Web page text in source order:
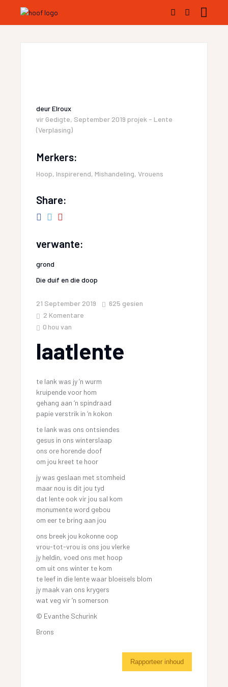
deurElroux
vir Gedigte, September 2019 projek - Lente
(Verplasing)
Merkers:
Hoop, Inspirerend, Mishandeling,Vrouens
Share:
verwante:
grond
Die duif en die doop
21 September 2019 625 gesien
2 Komentare
0 hou van
laatlente
te lank was jy ‘n wurm
kruipende voor hom
gehang aan ‘n spindraad
papie verstrik in ‘n kokon
te lank was ons ontsiendes
gesus in ons winterslaap
ons ore horende doof
om jou kreet te hoor
jy was geslaan met stomheid
maar nou is dit jou tyd
dat lente ook vir jou sal kom
monumente word gebou
om eer te bring aan jou
ons breek jou kokonne oop
vrou-tot-vrou is ons jou vlerke
jy heldin, voed ons met hoop
om uit ons winter te kom
te leef in die lente waar bloeisels blom
jy maak van ons krygers
wat veg vir ‘n somerson
© Evanthe Schurink
Brons
Rapporteer inhoud